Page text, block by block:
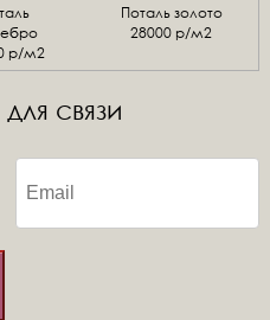
р/м2
Поталь золото
28000 р/м2
связи